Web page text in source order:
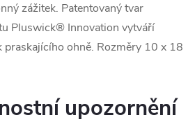
zážitek. Patentovaný tvar
Pluswick® Innovation vytváří
praskajícího ohně. Rozměry 10 x 18
upozornění